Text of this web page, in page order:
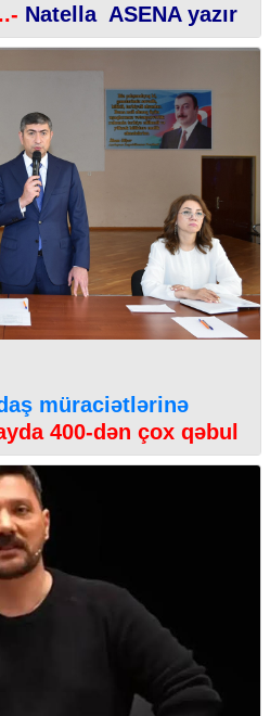
Natella ASENA yazır
müraciətlərinə
400-dən çox qəbul